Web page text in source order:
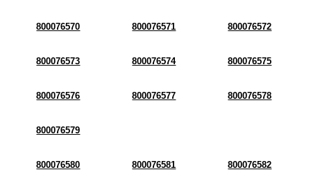
800076570 800076571 800076572
800076573 800076574 800076575
800076576 800076577 800076578
800076579
800076580 800076581 800076582